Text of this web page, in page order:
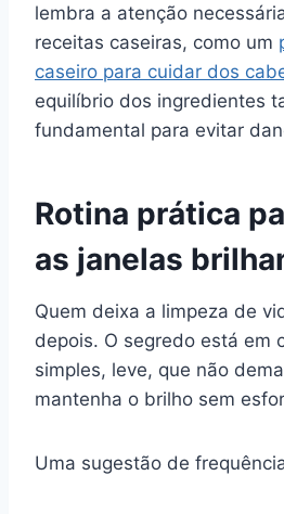
lembra a atenção
receitas caseiras, como um
caseiro para cuidar dos
equilíbrio dos ingredientes
fundamental para evitar
Rotina prática
as janelas
Quem deixa a limpeza de
depois. O segredo está em
simples, leve, que não
mantenha o brilho sem
Uma sugestão de